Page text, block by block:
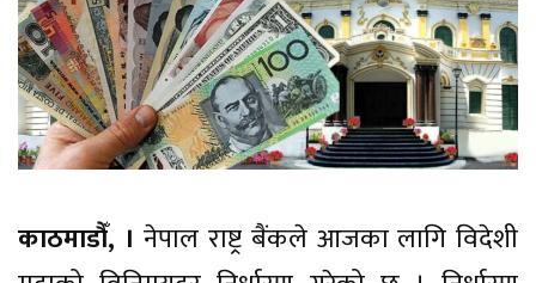
काठमाडौँ, । नेपाल राष्ट्र बैंकले आजका लागि विदेशी